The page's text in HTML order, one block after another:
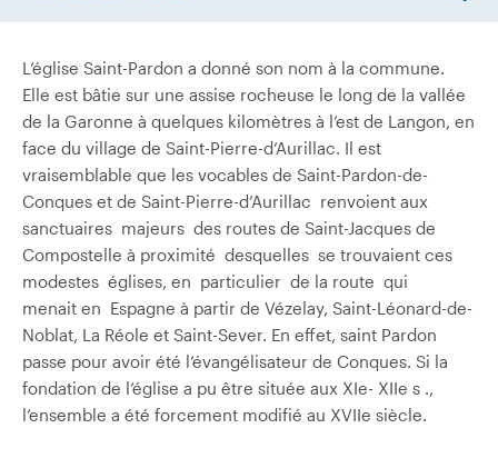
L’église Saint-Pardon a donné son nom à la commune.
Elle est bâtie sur une assise rocheuse le long de la vallée
de la Garonne à quelques kilomètres à l’est de Langon, en
face du village de Saint-Pierre-d’Aurillac. Il est
vraisemblable que les vocables de Saint-Pardon-de-
Conques et de Saint-Pierre-d’Aurillac renvoient aux
sanctuaires majeurs des routes de Saint-Jacques de
Compostelle à proximité desquelles se trouvaient ces
modestes églises, en particulier de la route qui
menait en Espagne à partir de Vézelay, Saint-Léonard-de-
Noblat, La Réole et Saint-Sever. En effet, saint Pardon
passe pour avoir été l’évangélisateur de Conques. Si la
fondation de l’église a pu être située aux XIe- XIIe s .,
l’ensemble a été forcement modifié au XVIIe siècle.